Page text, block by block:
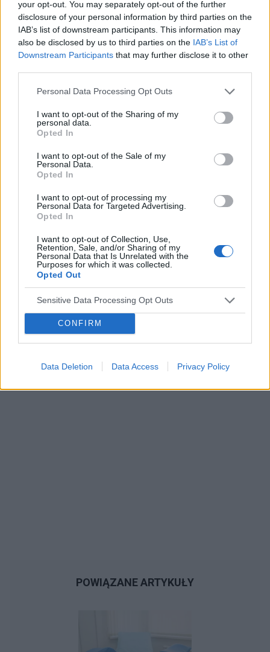
your opt-out. You may separately opt-out of the further
disclosure of your personal information by third parties on the
IAB’s list of downstream participants. This information may
also be disclosed by us to third parties on the IAB’s List of
Downstream Participants that may further disclose it to other
Personal Data Processing Opt Outs
I want to opt-out of the Sharing of my
personal data.
Opted In
I want to opt-out of the Sale of my
Personal Data.
Opted In
I want to opt-out of processing my
Personal Data for Targeted Advertising.
Opted In
I want to opt-out of Collection, Use,
Retention, Sale, and/or Sharing of my
Personal Data that Is Unrelated with the
Purposes for which it was collected.
Opted Out
Sensitive Data Processing Opt Outs
CONFIRM
Data Deletion Data Access Privacy Policy
Forum: Ginekologia - forum dla rodziny i
pacjentki
gość
miesięcy. Ze względu na problemy hormonalne
mam nieregularne miesiaczki. Tak się składa, że
podczas lekkich plamień na początku cyklu
można wykonać zabieg?
pacjentki
POWIĄZANE
Tematy przezierność karkowa spirala
embolizacja mięśniaków macicy
ropień gruczołu bartholina opryszczka
POWIĄZANE ARTYKUŁY